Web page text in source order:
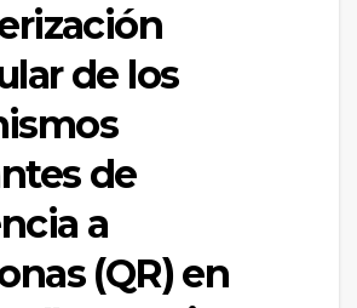
de los
de
a
(QR) en